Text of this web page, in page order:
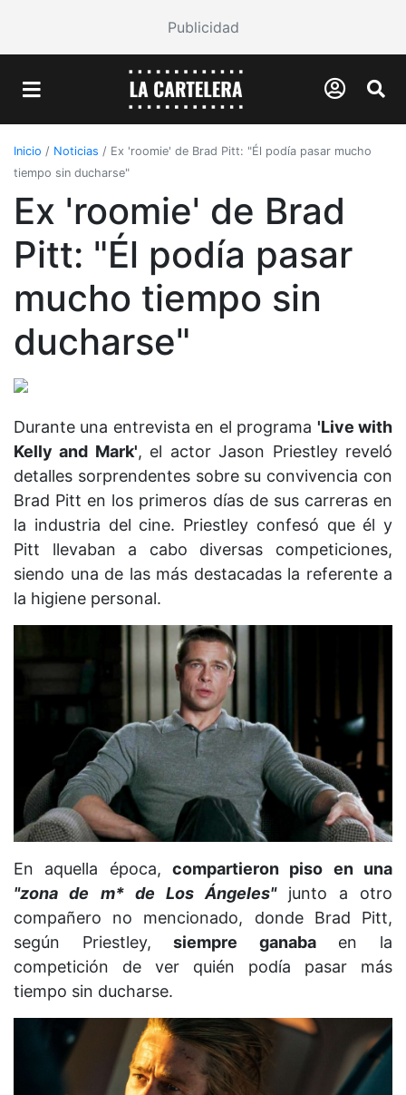
Publicidad
Inicio / Noticias / Ex 'roomie' de Brad Pitt: "Él podía pasar mucho
tiempo sin ducharse"
Ex 'roomie' de Brad
Pitt: "Él podía pasar
mucho tiempo sin
ducharse"
Durante una entrevista en el programa 'Live with
Kelly and Mark', el actor Jason Priestley reveló
detalles sorprendentes sobre su convivencia con
Brad Pitt en los primeros días de sus carreras en
la industria del cine. Priestley confesó que él y
Pitt llevaban a cabo diversas competiciones,
siendo una de las más destacadas la referente a
la higiene personal.
En aquella época, compartieron piso en una
"zona de m* de Los Ángeles"
junto a otro
compañero no mencionado, donde Brad Pitt,
según Priestley,siempre ganabaen la
competición de ver quién podía pasar más
tiempo sin ducharse.